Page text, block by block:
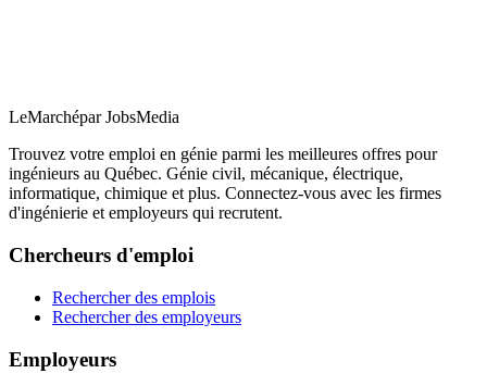
LeMarchépar JobsMedia
Trouvez votre emploi en génie parmi les meilleures offres pour
ingénieurs au Québec. Génie civil, mécanique, électrique,
informatique, chimique et plus. Connectez-vous avec les firmes
d'ingénierie et employeurs qui recrutent.
Chercheurs d'emploi
Rechercher des emplois
Rechercher des employeurs
Employeurs